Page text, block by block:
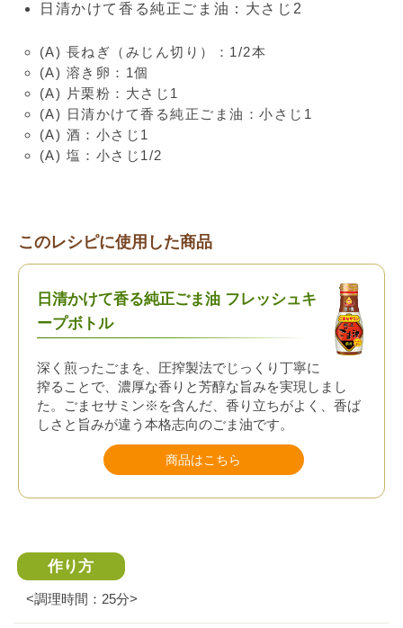
日清かけて香る純正ごま油：大さじ2
(A) 長ねぎ（みじん切り）：1/2本
(A) 溶き卵：1個
(A) 片栗粉：大さじ1
(A) 日清かけて香る純正ごま油：小さじ1
(A) 酒：小さじ1
(A) 塩：小さじ1/2
このレシピに使用した商品
日清かけて香る純正ごま油 フレッシュキ
ープボトル
深く煎ったごまを、圧搾製法でじっくり丁寧に
搾ることで、濃厚な香りと芳醇な旨みを実現しまし
た。ごまセサミン※を含んだ、香り立ちがよく、香ば
しさと旨みが違う本格志向のごま油です。
商品はこちら
作り方
<調理時間：25分>